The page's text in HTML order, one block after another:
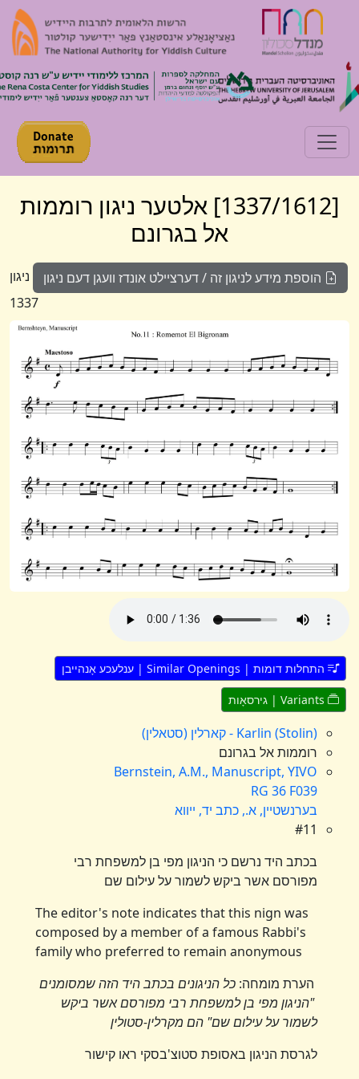
Toggle navigation
[1337/1612] אלטער ניגון רוממות
אל בגרונם
הוספת מידע לניגון זה / דערציילט אונדז וועגן דעם ניגון ניגון
1337
התחלות דומות | Similar Openings | ענלעכע אָנהייבן
Karlin (Stolin) - קארלין (סטאלין)
רוממות אל בגרונם
Bernstein, A.M., Manuscript, YIVO
RG 36 F039
בערנשטיין, א., כתב יד, ייווא
#11
בכתב היד נרשם כי הניגון מפי בן למשפחת רבי
מפורסם אשר ביקש לשמור על עילום שם
The editor's note indicates that this nign was
composed by a member of a famous Rabbi's
family who preferred to remain anonymous
הערת מומחה:כל הניגונים בכתב היד הזה שמסומנים
"הניגון מפי בן למשפחת רבי מפורסם אשר ביקש
לשמור על עילום שם" הם מקרלין-סטולין
לגרסת הניגון באסופת סטוצ'בסקי ראו קישור